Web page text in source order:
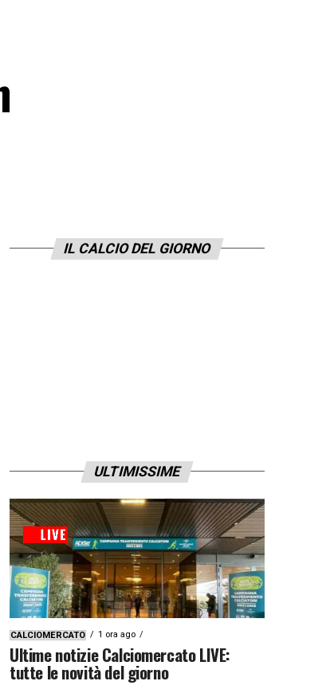
IL CALCIO DEL GIORNO
ULTIMISSIME
CALCIOMERCATO 1 ora ago
Ultime notizie Calciomercato LIVE:
tutte le novità del giorno